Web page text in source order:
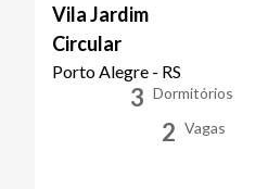
Vila Jardim
Circular
Porto Alegre - RS
3 Dormitórios
2 Vagas